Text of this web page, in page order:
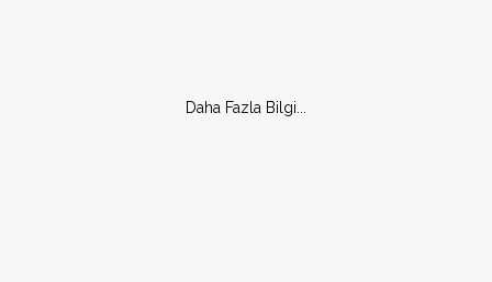
Daha Fazla Bilgi...